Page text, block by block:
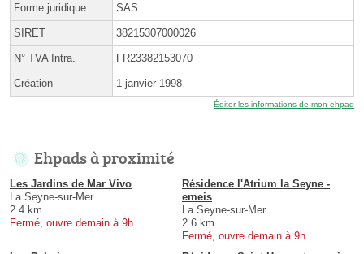
Forme juridique SAS
SIRET 38215307000026
N° TVA Intra. FR23382153070
Création 1 janvier 1998
Éditer les informations de mon ehpad
Ehpads à proximité
Les Jardins de Mar Vivo
La Seyne-sur-Mer
2.4 km
Fermé, ouvre demain à 9h
Résidence l'Atrium la Seyne -
emeis
La Seyne-sur-Mer
2.6 km
Fermé, ouvre demain à 9h